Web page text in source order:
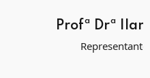
da Cruz
de Curso